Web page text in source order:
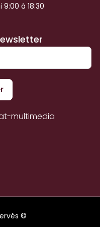
à 18:30
multimedia
©